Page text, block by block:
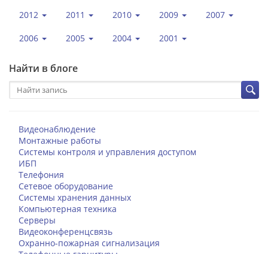
2012 2011 2010 2009 2007
2006 2005 2004 2001
Найти в блоге
Видеонаблюдение
Монтажные работы
Системы контроля и управления доступом
ИБП
Телефония
Сетевое оборудование
Системы хранения данных
Компьютерная техника
Серверы
Видеоконференцсвязь
Охранно-пожарная сигнализация